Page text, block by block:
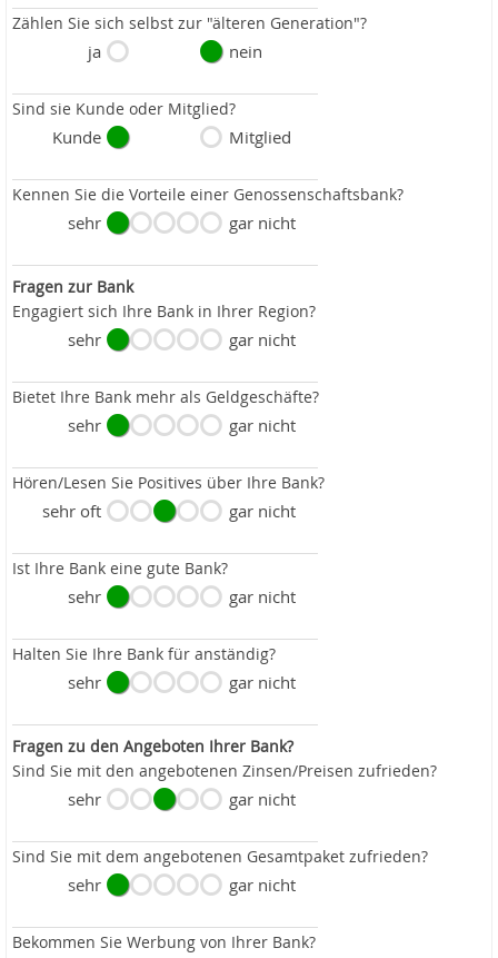
Zählen Sie sich selbst zur "älteren Generation"?
ja nein
Sind sie Kunde oder Mitglied?
Kunde Mitglied
Kennen Sie die Vorteile einer Genossenschaftsbank?
sehr gar nicht
Fragen zur Bank
Engagiert sich Ihre Bank in Ihrer Region?
sehr gar nicht
Bietet Ihre Bank mehr als Geldgeschäfte?
sehr gar nicht
Hören/Lesen Sie Positives über Ihre Bank?
sehr oft gar nicht
Ist Ihre Bank eine gute Bank?
sehr gar nicht
Halten Sie Ihre Bank für anständig?
sehr gar nicht
Fragen zu den Angeboten Ihrer Bank?
Sind Sie mit den angebotenen Zinsen/Preisen zufrieden?
sehr gar nicht
Sind Sie mit dem angebotenen Gesamtpaket zufrieden?
sehr gar nicht
Bekommen Sie Werbung von Ihrer Bank?